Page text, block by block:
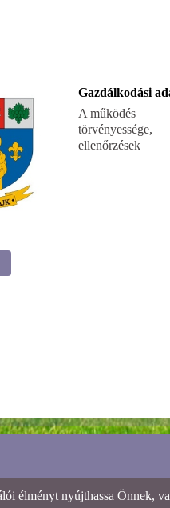
Gazdálkodási
A működés
törvényessége,
ellenőrzések
élményt nyújthassa Önnek,